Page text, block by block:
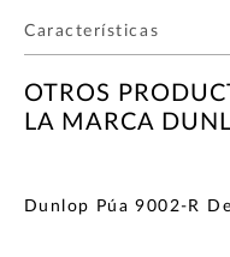
Características
OTROS
LA MARCA
Dunlop Púa 9002-R